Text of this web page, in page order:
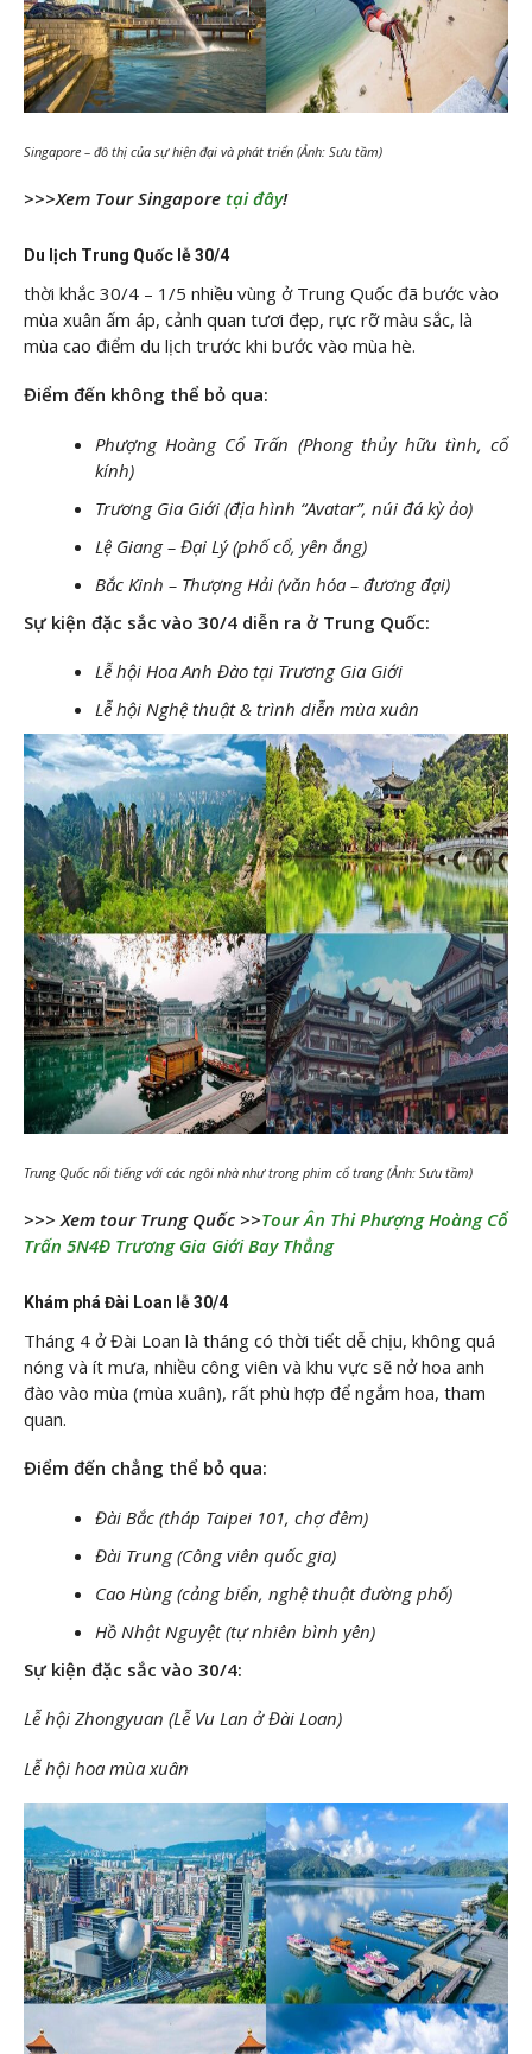
Singapore – đô thị của sự hiện đại và phát triển (Ảnh: Sưu tầm)
>>>Xem Tour Singapore tại đây!
Du lịch Trung Quốc lễ 30/4
thời khắc 30/4 – 1/5 nhiều vùng ở Trung Quốc đã bước vào
mùa xuân ấm áp, cảnh quan tươi đẹp, rực rỡ màu sắc, là
mùa cao điểm du lịch trước khi bước vào mùa hè.
Điểm đến không thể bỏ qua:
Phượng Hoàng Cổ Trấn (Phong thủy hữu tình, cổ
kính)
Trương Gia Giới (địa hình “Avatar”, núi đá kỳ ảo)
Lệ Giang – Đại Lý (phố cổ, yên ắng)
Bắc Kinh – Thượng Hải (văn hóa – đương đại)
Sự kiện đặc sắc vào 30/4 diễn ra ở Trung Quốc:
Lễ hội Hoa Anh Đào tại Trương Gia Giới
Lễ hội Nghệ thuật & trình diễn mùa xuân
Trung Quốc nổi tiếng với các ngôi nhà như trong phim cổ trang (Ảnh: Sưu tầm)
>>> Xem tour Trung Quốc >>Tour Ân Thi Phượng Hoàng Cổ
Trấn 5N4Đ Trương Gia Giới Bay Thẳng
Khám phá Đài Loan lễ 30/4
Tháng 4 ở Đài Loan là tháng có thời tiết dễ chịu, không quá
nóng và ít mưa, nhiều công viên và khu vực sẽ nở hoa anh
đào vào mùa (mùa xuân), rất phù hợp để ngắm hoa, tham
quan.
Điểm đến chẳng thể bỏ qua:
Đài Bắc (tháp Taipei 101, chợ đêm)
Đài Trung (Công viên quốc gia)
Cao Hùng (cảng biển, nghệ thuật đường phố)
Hồ Nhật Nguyệt (tự nhiên bình yên)
Sự kiện đặc sắc vào 30/4:
Lễ hội Zhongyuan (Lễ Vu Lan ở Đài Loan)
Lễ hội hoa mùa xuân